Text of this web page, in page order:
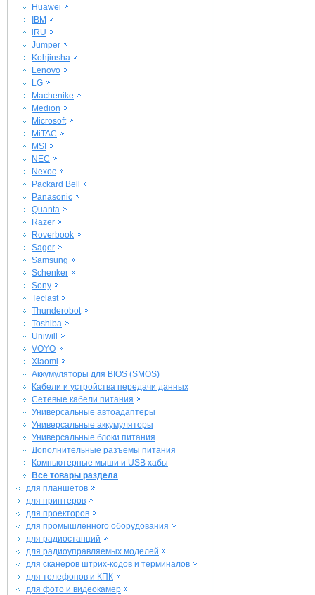
Huawei
IBM
iRU
Jumper
Kohjinsha
Lenovo
LG
Machenike
Medion
Microsoft
MiTAC
MSI
NEC
Nexoc
Packard Bell
Panasonic
Quanta
Razer
Roverbook
Sager
Samsung
Schenker
Sony
Teclast
Thunderobot
Toshiba
Uniwill
VOYO
Xiaomi
Аккумуляторы для BIOS (SMOS)
Кабели и устройства передачи данных
Сетевые кабели питания
Универсальные автоадаптеры
Универсальные аккумуляторы
Универсальные блоки питания
Дополнительные разъемы питания
Компьютерные мыши и USB хабы
Все товары раздела
для планшетов
для принтеров
для проекторов
для промышленного оборудования
для радиостанций
для радиоуправляемых моделей
для сканеров штрих-кодов и терминалов
для телефонов и КПК
для фото и видеокамер